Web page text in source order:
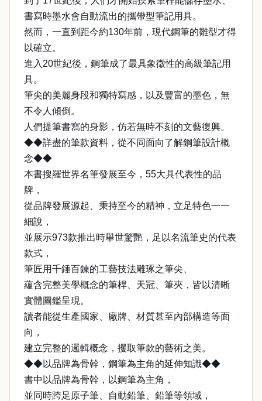
書寫時墨水會自動流出的攜帶型筆記用具。
然而，一直到距今約130年前，現代鋼筆的雛型才得
以確立。
進入20世紀後，鋼筆成了最具象徵性的高級筆記用
具。
筆尖的美麗身段和獨特寫感，以及豐富的墨色，無
不令人傾倒。
人們提筆書寫的身影，仿若無時不刻的文藝復興。
◆◆詳盡的筆款資料，從不同面向了解鋼筆設計概
念◆◆
本書搜羅世界名筆發展至今，55大具代表性的品
牌，
從品牌發展源起、秉持至今的精神，立足特色一一
細說，
並展示973款推出時舉世驚艷，足以名流筆史的代表
款式，
筆匠用千錘百鍊的工藝技法雕琢之筆尖、
蘊含完整美學概念的筆桿、天冠、筆夾，皆以清晰
實體圖鑑呈現。
讀者能從生產國家、廠牌、材質甚至內部構造等面
向，
建立完整的邏輯概念，攫取筆款的藝術之美。
◆◆以品牌為骨幹，鋼筆為主角的延伸知識◆◆
書中以品牌為骨幹，以鋼筆為主角，
並同時跨足原子筆、自動鉛筆、鉛筆等領域，